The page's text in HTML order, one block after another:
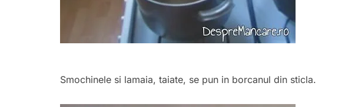
Smochinele si lamaia, taiate, se pun in borcanul din sticla.